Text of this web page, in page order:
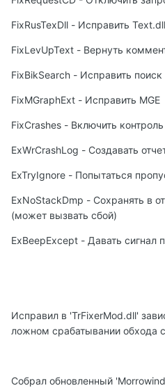
FixRusTexDll - Исправить Text.dll
FixLevUpText - Вернуть
FixBikSearch - Исправить поиск
FixMGraphExt - Исправить MGE
FixCrashes - Включить
ExWrCrashLog - Создавать
ExTryIgnore - Попытаться
ExNoStackDmp - Сохранять в
(может вызвать сбой)
ExBeepExcept - Давать сигнал
Исправил в 'TrFixerMod.dll'
ложном срабатывании обхода
Собрал обновленный